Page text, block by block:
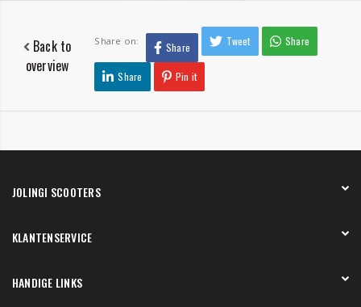
Back to
overview
Share on: Share Tweet Share
Share Pin it
JOLINGI SCOOTERS
Onze showroom
KLANTENSERVICE
Verzending en bezorging
HANDIGE LINKS